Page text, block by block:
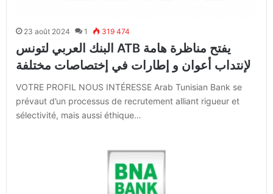
23 août 2024 1 319 474
البنك العربي لتونس ATB يفتح مناظرة هامة
لإنتداب أعوان و إطارات في إختصاصات مختلفة
VOTRE PROFIL NOUS INTÉRESSE Arab Tunisian Bank se
prévaut d’un processus de recrutement alliant rigueur et
sélectivité, mais aussi éthique…